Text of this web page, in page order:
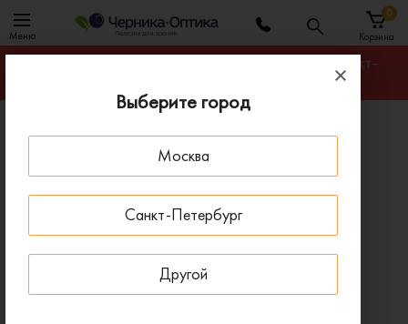
Выберите город
Москва
Санкт-Петербург
Другой
Меню Корзина
0
Гарантируем лучшую цену на любую оправу в Санкт-
Главная
Оправы для очков
Оправа BLANCIA BC 338 C4
- 30 % ДО 15 АВГУСТА